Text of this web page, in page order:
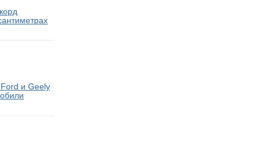
и Geely